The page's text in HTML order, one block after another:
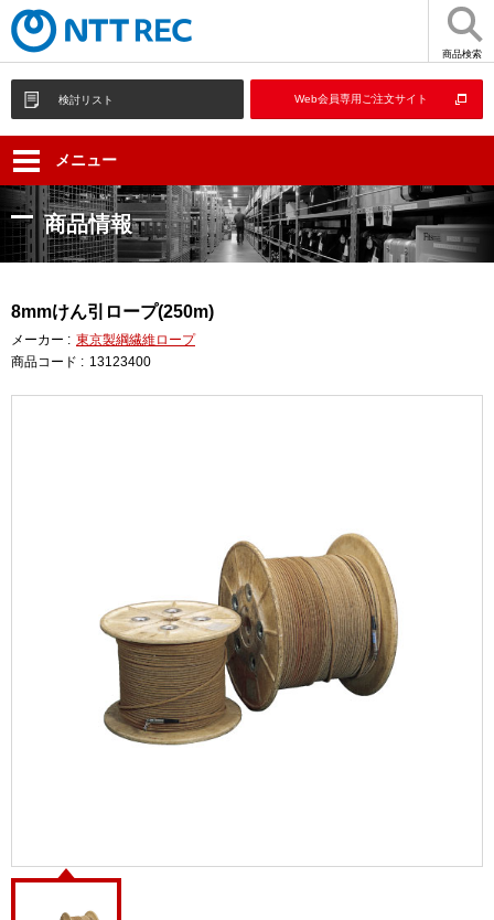
商品検索
検討リスト Web会員専用ご注文サイト
メニュー
商品情報
8mmけん引ロープ(250m)
メーカー : 東京製綱繊維ロープ
商品コード : 13123400